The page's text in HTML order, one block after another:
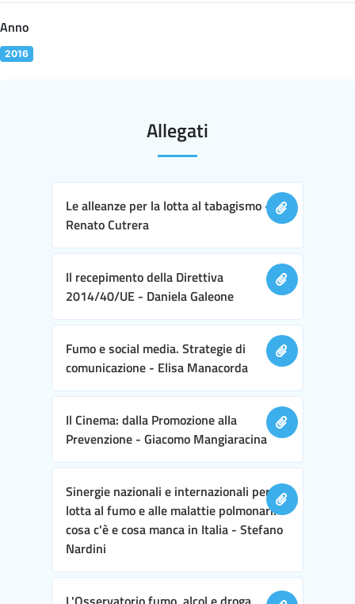
Anno
2016
Allegati
Le alleanze per la lotta al tabagismo -
Renato Cutrera
Il recepimento della Direttiva
2014/40/UE - Daniela Galeone
Fumo e social media. Strategie di
comunicazione - Elisa Manacorda
Il Cinema: dalla Promozione alla
Prevenzione - Giacomo Mangiaracina
Sinergie nazionali e internazionali per la
lotta al fumo e alle malattie polmonari:
cosa c'è e cosa manca in Italia - Stefano
Nardini